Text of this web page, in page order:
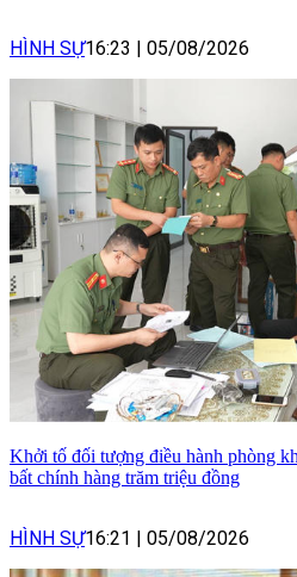
HÌNH SỰ16:23 05/08/2026
Khởi tố đối tượng điều hành phòng
bất chính hàng trăm triệu đồng
HÌNH SỰ16:21 05/08/2026